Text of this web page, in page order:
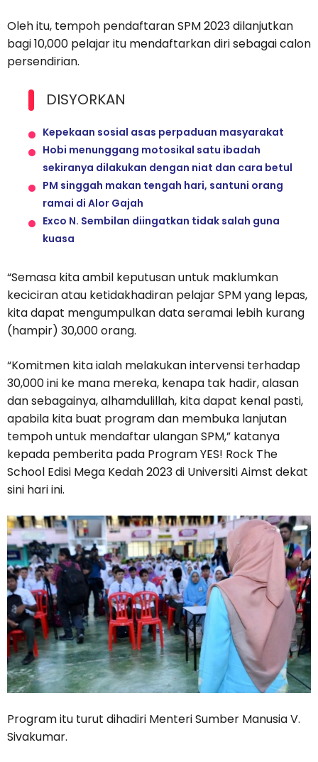
Oleh itu, tempoh pendaftaran SPM 2023 dilanjutkan
bagi 10,000 pelajar itu mendaftarkan diri sebagai calon
persendirian.
DISYORKAN
Kepekaan sosial asas perpaduan masyarakat
Hobi menunggang motosikal satu ibadah
sekiranya dilakukan dengan niat dan cara betul
PM singgah makan tengah hari, santuni orang
ramai di Alor Gajah
Exco N. Sembilan diingatkan tidak salah guna
kuasa
“Semasa kita ambil keputusan untuk maklumkan
keciciran atau ketidakhadiran pelajar SPM yang lepas,
kita dapat mengumpulkan data seramai lebih kurang
(hampir) 30,000 orang.
“Komitmen kita ialah melakukan intervensi terhadap
30,000 ini ke mana mereka, kenapa tak hadir, alasan
dan sebagainya, alhamdulillah, kita dapat kenal pasti,
apabila kita buat program dan membuka lanjutan
tempoh untuk mendaftar ulangan SPM,” katanya
kepada pemberita pada Program YES! Rock The
School Edisi Mega Kedah 2023 di Universiti Aimst dekat
sini hari ini.
Program itu turut dihadiri Menteri Sumber Manusia V.
Sivakumar.